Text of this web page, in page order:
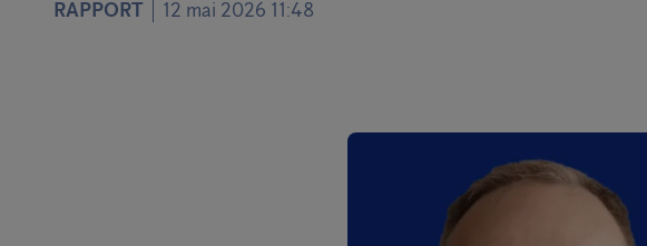
RAPPORT 12 mai 2026 11:48